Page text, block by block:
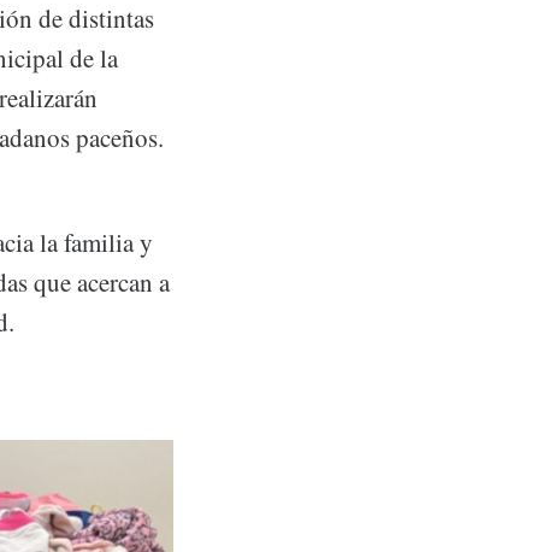
de distintas
de la
paceños.
la familia y
que acercan a